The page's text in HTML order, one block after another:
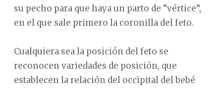
su pecho para que haya un parto de “vértice”,
en el que sale primero la coronilla del feto.
Cualquiera sea la posición del feto se
reconocen variedades de posición, que
establecen la relación del occipital del bebé